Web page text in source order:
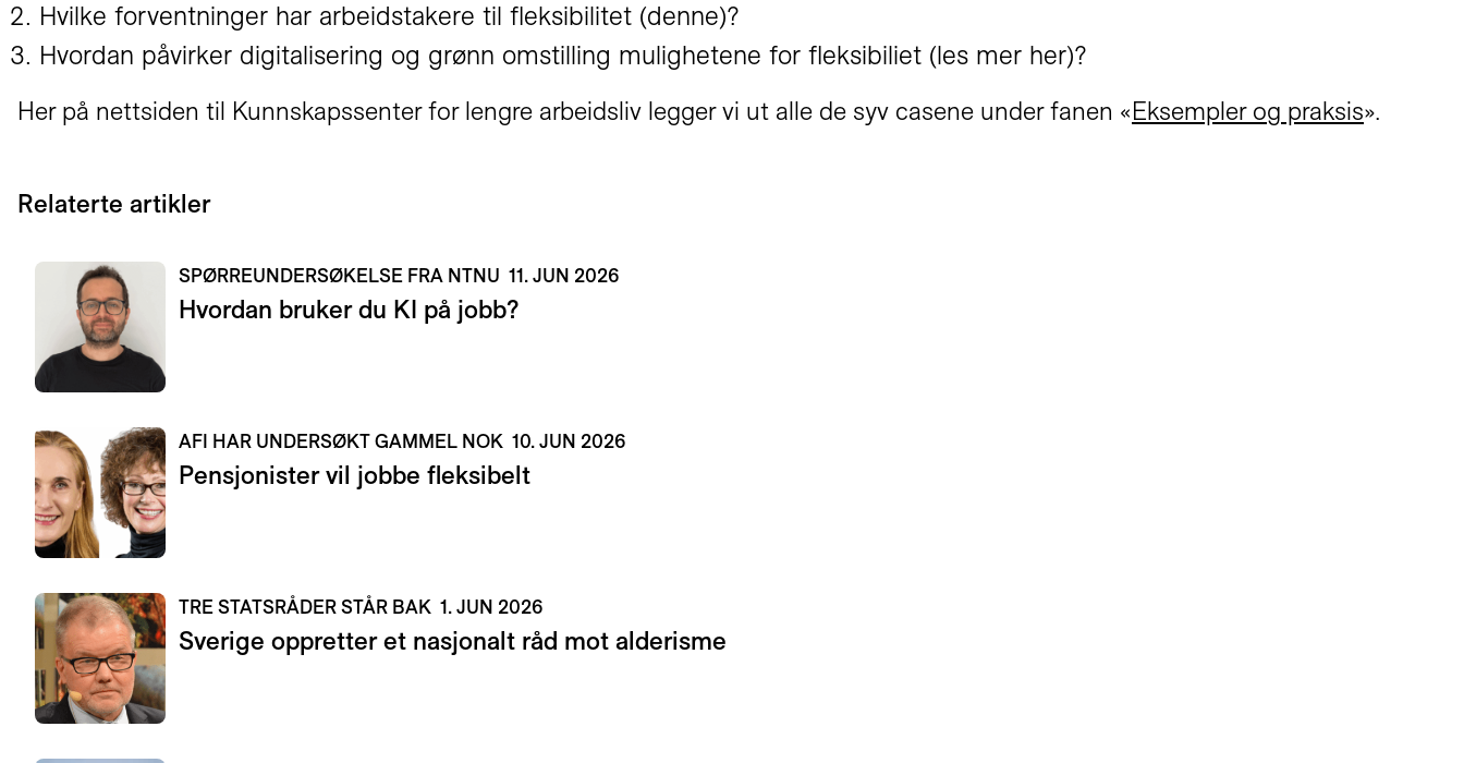
Hvilke forventninger har arbeidstakere til fleksibilitet (denne)?
Hvordan påvirker digitalisering og grønn omstilling mulighetene for fleksibiliet (les mer her)?
Her på nettsiden til Kunnskapssenter for lengre arbeidsliv legger vi ut alle de syv casene under fanen «Eksempler og praksis».
Relaterte artikler
SPØRREUNDERSØKELSE FRA NTNU 11. JUN 2026
Hvordan bruker du KI på jobb?
AFI HAR UNDERSØKT GAMMEL NOK 10. JUN 2026
Pensjonister vil jobbe fleksibelt
TRE STATSRÅDER STÅR BAK 1. JUN 2026
Sverige oppretter et nasjonalt råd mot alderisme